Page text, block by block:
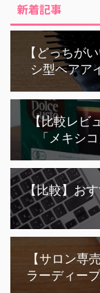
新着記事
【どっちが
シ型ヘアア
【比較レビ
「メキシ
【比較】お
【サロン専
ラーディー